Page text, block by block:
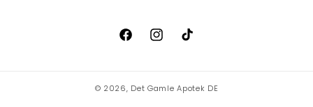
FacebookInstagram
TikTok
© 2026, Det Gamle Apotek DE